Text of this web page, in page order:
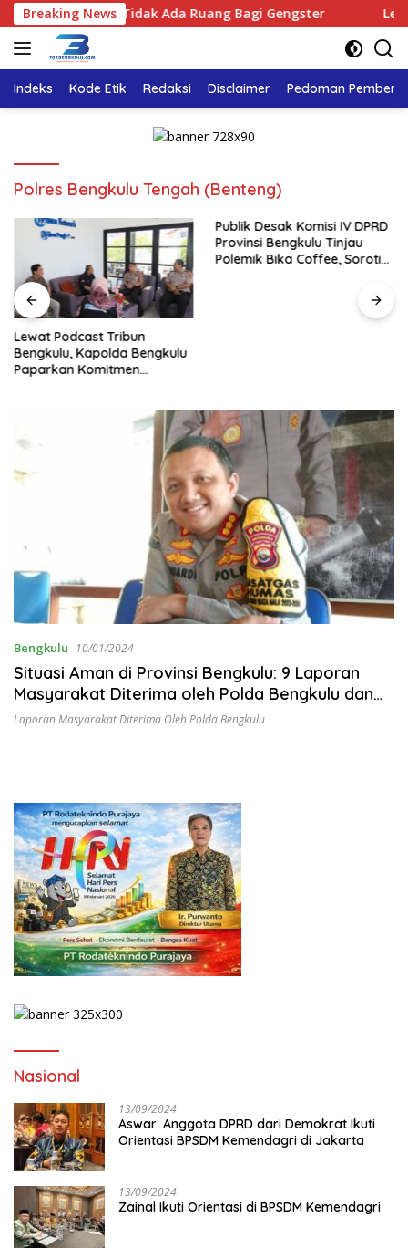
Langsung
ke
konten
Breaking News
Tegaskan : Tidak Ada Ruang Bagi Gengster Lewat
Indeks Kode Etik Redaksi Disclaimer Pedoman
Polres Bengkulu Tengah (Benteng)
Lewat Podcast Tribun
Bengkulu, Kapolda Bengkulu
Paparkan Komitmen
Publik Desak Komisi IV DPRD
Provinsi Bengkulu Tinjau
Polemik Bika Coffee, Soroti
Bengkulu 10/01/2024
Situasi Aman di Provinsi Bengkulu: 9 Laporan
Masyarakat Diterima oleh Polda Bengkulu dan
Polres Jajaran
Laporan Masyarakat Diterima Oleh Polda Bengkulu
Nasional
13/09/2024
Aswar: Anggota DPRD dari Demokrat Ikuti
Orientasi BPSDM Kemendagri di Jakarta
13/09/2024
Zainal Ikuti Orientasi di BPSDM Kemendagri